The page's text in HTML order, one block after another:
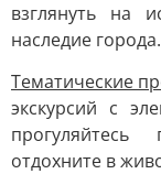
взглянуть на
наследие города.
Тематические
экскурсий с
отдохните в